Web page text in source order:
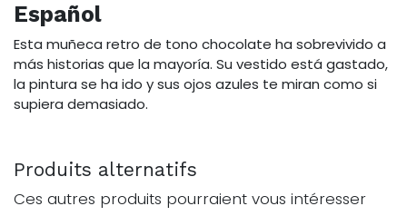
Español
Esta muñeca retro de tono chocolate ha sobrevivido a
más historias que la mayoría. Su vestido está gastado,
la pintura se ha ido y sus ojos azules te miran como si
supiera demasiado.
Produits alternatifs
Ces autres produits pourraient vous intéresser